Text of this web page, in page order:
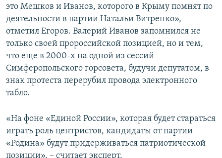
это Мешков и Иванов, которого в Крыму помнят по
деятельности в партии Натальи Витренко», –
отметил Егоров. Валерий Иванов запомнился не
только своей пророссийской позицией, но и тем,
что еще в 2000-х на одной из сессий
Симферопольского горсовета, будучи депутатом, в
знак протеста перерубил провода электронного
табло.
«На фоне «Единой России», которая будет стараться
играть роль центристов, кандидаты от партии
«Родина» будут придерживаться патриотической
позиции», – считает эксперт.